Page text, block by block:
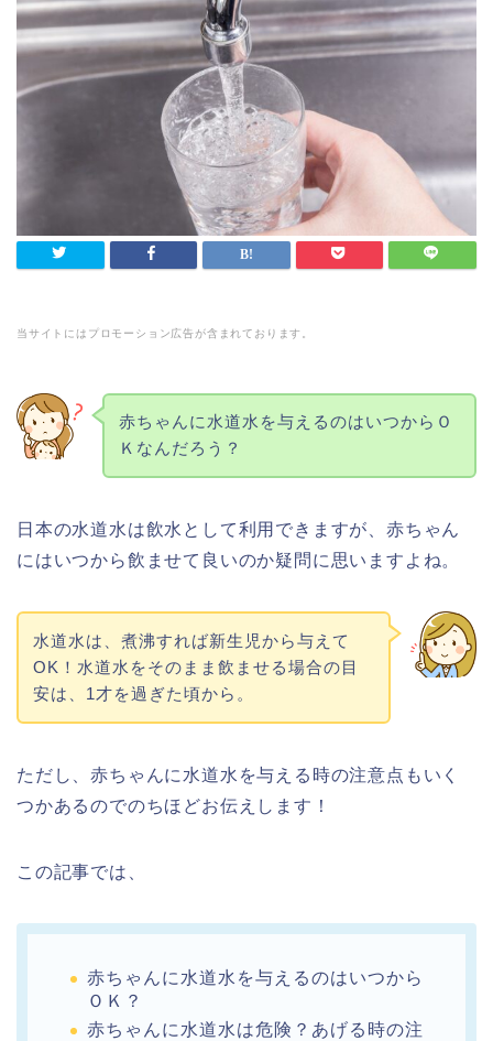
当サイトにはプロモーション広告が含まれております。
赤ちゃんに水道水を与えるのはいつからＯ
Ｋなんだろう？
日本の水道水は飲水として利用できますが、赤ちゃん
にはいつから飲ませて良いのか疑問に思いますよね。
水道水は、煮沸すれば新生児から与えて
OK！水道水をそのまま飲ませる場合の目
安は、1才を過ぎた頃から。
ただし、赤ちゃんに水道水を与える時の注意点もいく
つかあるのでのちほどお伝えします！
この記事では、
赤ちゃんに水道水を与えるのはいつから
ＯＫ？
赤ちゃんに水道水は危険？あげる時の注